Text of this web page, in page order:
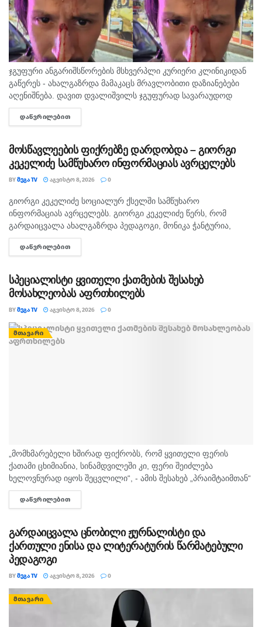
ჯგუფური ანგარიშსწორების მსხვერპლი კურიერი კლინიკიდან
გაწერეს - ახალგაზრდა მამაკაცს მრავლობითი დაზიანებები
აღენიშნება. დავით დვალიშვილს ჯგუფურად სავარაუდოდ
ხუთამდე მოზარდი გუშინ გაუსწორდა. ჯერ-ჯერობით
თავდამსხმელების დაკავების შესახებ ინფორმაცია არ
სამეთვალყურეო...
ᲓᲐᲬᲕᲠᲘᲚᲔᲑᲘᲗ
მოსწავლეების ფიქრებზე დარდობდა – გიორგი
კეკელიძე სამწუხარო ინფორმაციას ავრცელებს
BYᲛᲔᲒᲐ TV ᲐᲒᲕᲘᲡᲢᲝ 8, 2026 0
ᲛᲗᲐᲕᲐᲠᲘ
გიორგი კეკელიძე სოციალურ ქსელში სამწუხარო
ინფორმაციას ავრცელებს. გიორგი კეკელიძე წერს, რომ
გარდაიცვალა ახალგაზრდა პედაგოგი, მონიკა ჭანტურია,
რომელიც თავისი მოსწავლეების მიმართ განსაკუთრებული
სიყვარულით გამოირჩეოდა. „არასდროს მგონებია, რომ აქ,
ᲓᲐᲬᲕᲠᲘᲚᲔᲑᲘᲗ
სპეციალისტი ყვითელი ქათმების შესახებ
მოსახლეობას აფრთხილებს
BYᲛᲔᲒᲐ TV ᲐᲒᲕᲘᲡᲢᲝ 8, 2026 0
ᲛᲗᲐᲕᲐᲠᲘ
„მომხმარებელი ხშირად ფიქრობს, რომ ყვითელი ფერის
ქათამი ცხიმიანია, სინამდვილეში კი, ფერი შეიძლება
ხელოვნურად იყოს შეცვლილი“, - ამის შესახებ „პრაიმტაიმთან“
სურსათის უვნებლობის სპეციალისტი, ირაკლი არაბული
საუბრობს. „ბაზარი ითხოვს, რომ ქათამი იყოს...
ᲓᲐᲬᲕᲠᲘᲚᲔᲑᲘᲗ
გარდაიცვალა ცნობილი ჟურნალისტი და
ქართული ენისა და ლიტერატურის წარმატებული
პედაგოგი
BYᲛᲔᲒᲐ TV ᲐᲒᲕᲘᲡᲢᲝ 8, 2026 0
ᲛᲗᲐᲕᲐᲠᲘ